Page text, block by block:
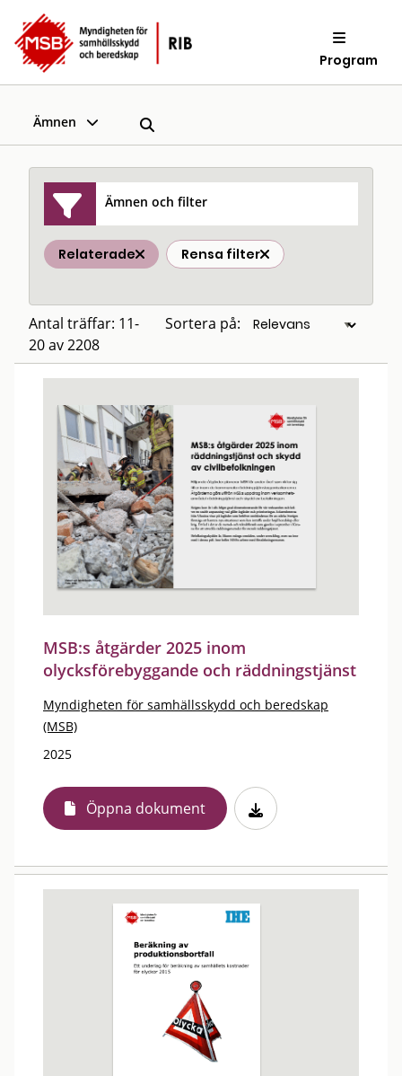
Program
Ämnen
Ämnen och filter
Relaterade Rensa filter
Antal träffar: 11-
20 av 2208
Sortera på:
MSB:s åtgärder 2025 inom
olycksförebyggande och räddningstjänst
Myndigheten för samhällsskydd och beredskap
(MSB)
2025
Öppna dokument